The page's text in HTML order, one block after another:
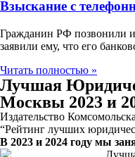
Взыскание с
Гражданин РФ позвонили и
заявили ему, что его
Читать полностью »
Лучшая
Москвы 2023 и
Издательство
“Рейтинг лучших
В 2023 и 2024 году мы